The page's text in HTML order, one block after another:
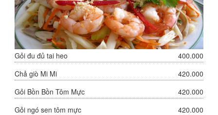
Gỏi đu đủ tai heo
400.000
Chả giò Mi Mi
420.000
Gỏi Bồn Bồn Tôm Mực
420.000
Gỏi ngó sen tôm mực
420.000